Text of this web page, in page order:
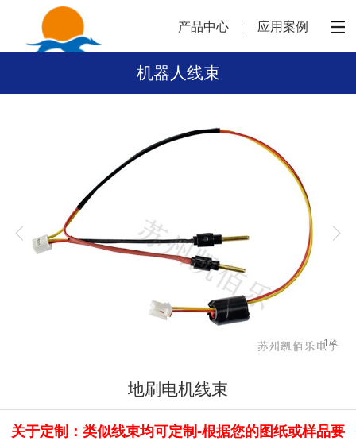
产品中心 应用案例
机器人线束
1 /4
地刷电机线束
关于定制：类似线束均可定制-根据您的图纸或样品要